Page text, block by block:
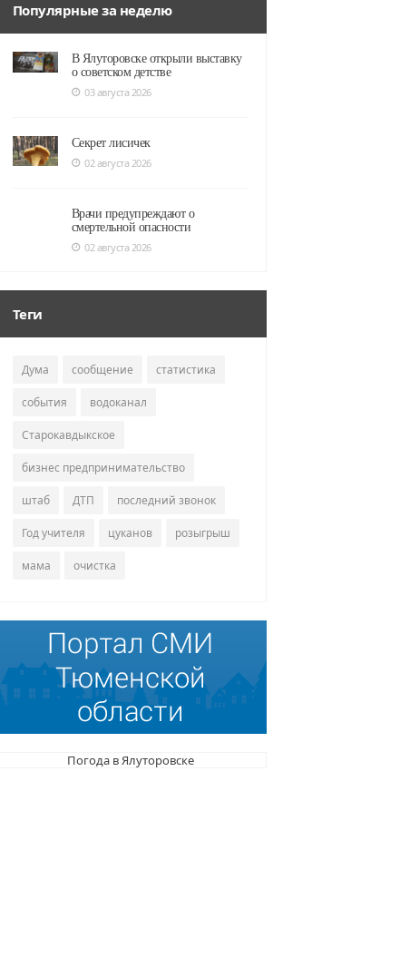
Популярные за неделю
В Ялуторовске открыли выставку
о советском детстве
03 августа 2026
Секрет лисичек
02 августа 2026
Врачи предупреждают о
смертельной опасности
02 августа 2026
Теги
Дума сообщение статистика
события водоканал
Старокавдыкское
бизнес предпринимательство
штаб ДТП последний звонок
Год учителя цуканов розыгрыш
мама очистка
Погода в Ялуторовске